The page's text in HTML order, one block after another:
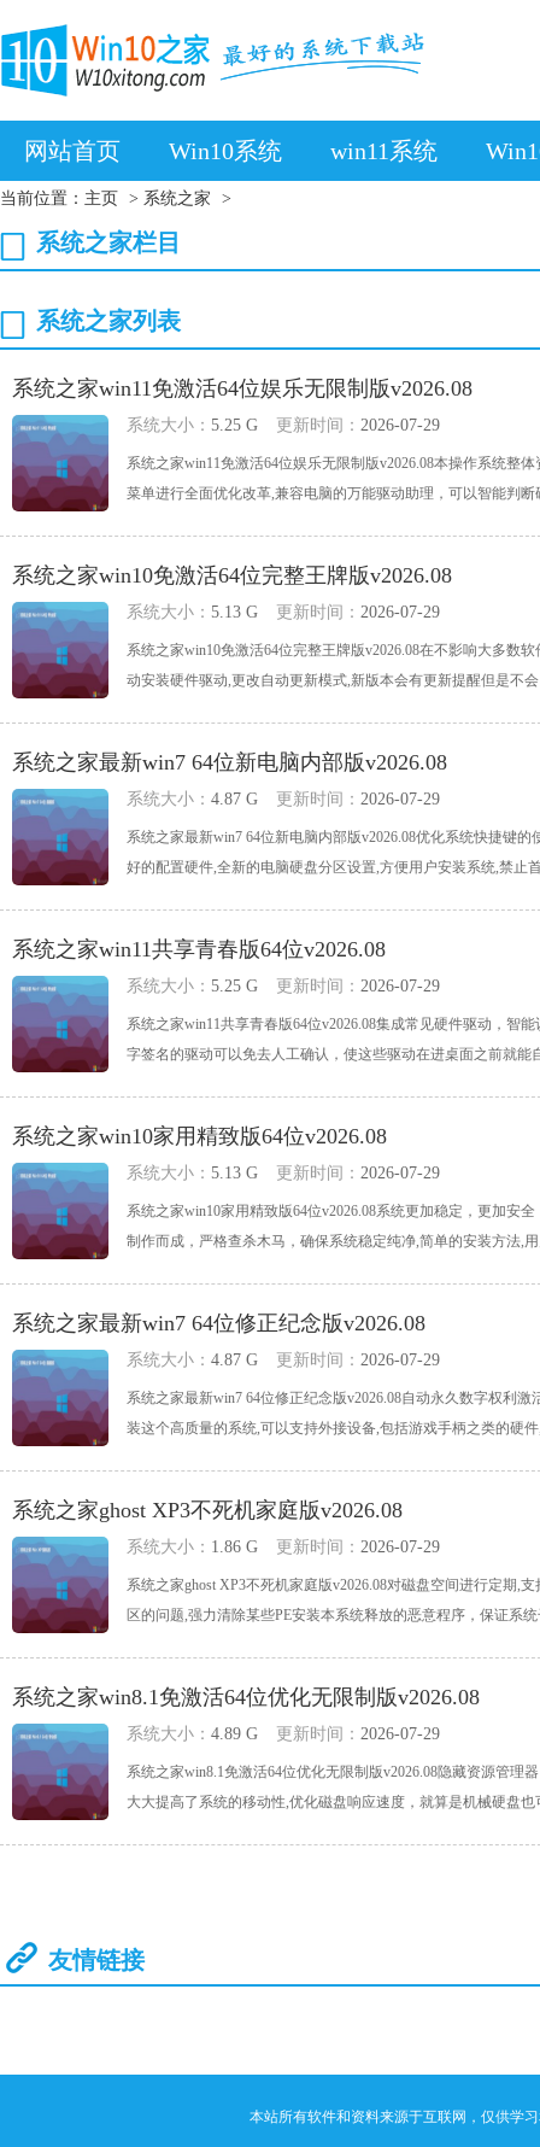
网站首页 Win10系统 win11系统
当前位置： 主页 > 系统之家 >
系统之家栏目
系统之家列表
系统之家win11免激活64位娱乐无限制版v2026.08
系统大小： 5.25 G 更新时间： 2026-07-29
系统之家win11免激活64位娱乐无限制版v2026.08本操作系统整
菜单进行全面优化改革,兼容电脑的万能驱动助理，可以智能判断
系统之家win10免激活64位完整王牌版v2026.08
系统大小： 5.13 G 更新时间： 2026-07-29
系统之家win10免激活64位完整王牌版v2026.08在不影响大多数
动安装硬件驱动,更改自动更新模式,新版本会有更新提醒但是不
系统之家最新win7 64位新电脑内部版v2026.08
系统大小： 4.87 G 更新时间： 2026-07-29
系统之家最新win7 64位新电脑内部版v2026.08优化系统快捷键
好的配置硬件,全新的电脑硬盘分区设置,方便用户安装系统,禁止
系统之家win11共享青春版64位v2026.08
系统大小： 5.25 G 更新时间： 2026-07-29
系统之家win11共享青春版64位v2026.08集成常见硬件驱动，智
字签名的驱动可以免去人工确认，使这些驱动在进桌面之前就能
系统之家win10家用精致版64位v2026.08
系统大小： 5.13 G 更新时间： 2026-07-29
系统之家win10家用精致版64位v2026.08系统更加稳定，更加安
制作而成，严格查杀木马，确保系统稳定纯净,简单的安装方法,
系统之家最新win7 64位修正纪念版v2026.08
系统大小： 4.87 G 更新时间： 2026-07-29
系统之家最新win7 64位修正纪念版v2026.08自动永久数字权利
装这个高质量的系统,可以支持外接设备,包括游戏手柄之类的硬
系统之家ghost XP3不死机家庭版v2026.08
系统大小： 1.86 G 更新时间： 2026-07-29
系统之家ghost XP3不死机家庭版v2026.08对磁盘空间进行定期,
区的问题,强力清除某些PE安装本系统释放的恶意程序，保证系
系统之家win8.1免激活64位优化无限制版v2026.08
系统大小： 4.89 G 更新时间： 2026-07-29
系统之家win8.1免激活64位优化无限制版v2026.08隐藏资源管
大大提高了系统的移动性,优化磁盘响应速度，就算是机械硬盘也
友情链接
本站所有软件和资料来源于互联网，仅供学